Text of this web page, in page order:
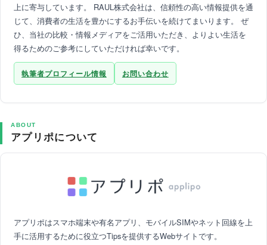
上に寄与しています。 RAUL株式会社は、信頼性の高い情報提供を通
じて、消費者の生活を豊かにするお手伝いを続けてまいります。 ぜ
ひ、当社の比較・情報メディアをご活用いただき、よりよい生活を
得るためのご参考にしていただければ幸いです。
執筆者プロフィール情報 お問い合わせ
ABOUT
アプリポについて
アプリポはスマホ端末や有名アプリ、モバイルSIMやネット回線を上
手に活用するために役立つTipsを提供するWebサイトです。